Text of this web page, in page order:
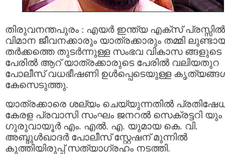
തിരുവനന്തപുരം : എയര്‍ ഇന്ത്യ എക്സ് പ്രസ്സില്‍
വിമാന ജീവനക്കാരും യാത്രക്കാരും തമ്മി
തര്‍ക്കത്തെ തുടര്‍ന്നുള്ള സംഭവ വികാസ ങ്ങളുടെ
പേരില്‍ ആറ് യാത്രക്കാരുടെ പേരില്‍ വലിയതുറ
പോലീസ് വധഭീഷണി ഉള്‍പ്പെടെയുള്ള
കേസെടുത്തു.
യാത്രക്കാരെ ശല്യം ചെയ്യുന്നതില്‍
കേരള പ്രവാസി സംഘം ജനറല്‍ സെക്രട്ടറി യും
ഗുരുവായൂര്‍ എം. എല്‍. എ. യുമായ കെ. വി.
അബ്ദുള്‍ഖാദര്‍ പോലീസ് സ്റ്റേഷന് മുന്നില്‍
കുത്തിയിരുപ്പ് സത്യാഗ്രഹം നടത്തി.